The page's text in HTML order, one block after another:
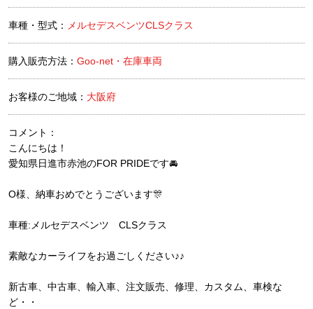
車種・型式： メルセデスベンツCLSクラス
購入販売方法： Goo-net・在庫車両
お客様のご地域： 大阪府
コメント：
こんにちは！
愛知県日進市赤池のFOR PRIDEです🚘
O様、納車おめでとうございます🎊
車種:メルセデスベンツ CLSクラス
素敵なカーライフをお過ごしください♪♪
新古車、中古車、輸入車、注文販売、修理、カスタム、車検な
ど・・